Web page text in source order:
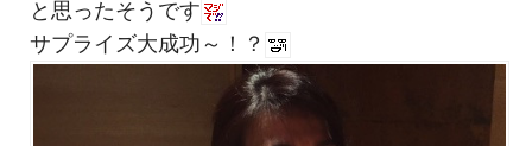
と思ったそうです
サプライズ大成功～！？